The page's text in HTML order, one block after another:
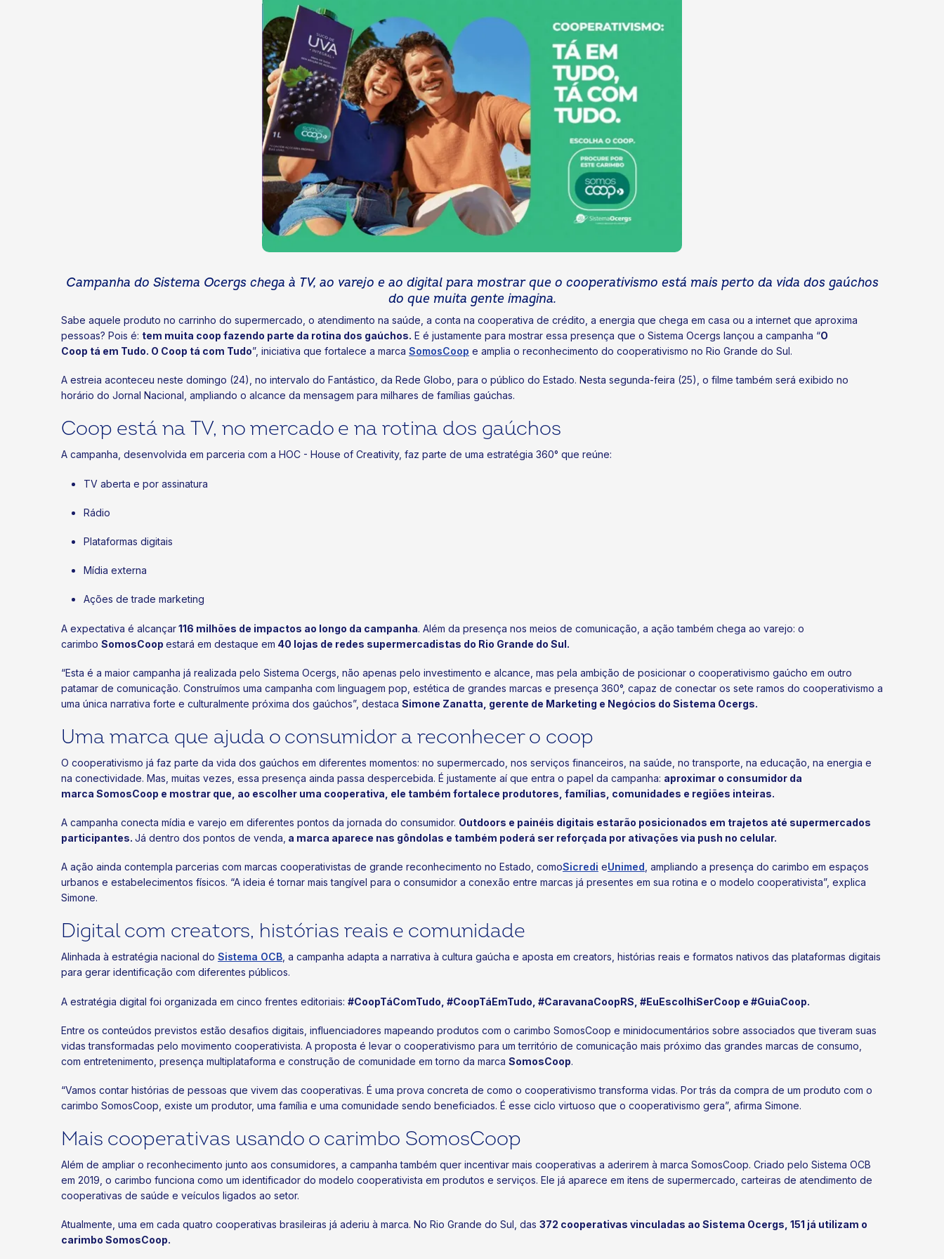
Campanha do Sistema Ocergs chega à TV, ao varejo e ao digital para mostrar que o cooperativismo está mais perto da vida dos gaúchos
do que muita gente imagina.
Sabe aquele produto no carrinho do supermercado, o atendimento na saúde, a conta na cooperativa de crédito, a energia que chega em casa ou a internet que aproxima
pessoas? Pois é: tem muita coop fazendo parte da rotina dos gaúchos. E é justamente para mostrar essa presença que o Sistema Ocergs lançou a campanha “O
Coop tá em Tudo. O Coop tá com Tudo”, iniciativa que fortalece a marca SomosCoop e amplia o reconhecimento do cooperativismo no Rio Grande do Sul.
A estreia aconteceu neste domingo (24), no intervalo do Fantástico, da Rede Globo, para o público do Estado. Nesta segunda-feira (25), o filme também será exibido no
horário do Jornal Nacional, ampliando o alcance da mensagem para milhares de famílias gaúchas.
Coop está na TV, no mercado e na rotina dos gaúchos
A campanha, desenvolvida em parceria com a HOC - House of Creativity, faz parte de uma estratégia 360° que reúne:
TV aberta e por assinatura
Rádio
Plataformas digitais
Mídia externa
Ações de trade marketing
A expectativa é alcançar116 milhões de impactos ao longo da campanha. Além da presença nos meios de comunicação, a ação também chega ao varejo: o
carimbo SomosCoop estará em destaque em 40 lojas de redes supermercadistas do Rio Grande do Sul.
“Esta é a maior campanha já realizada pelo Sistema Ocergs, não apenas pelo investimento e alcance, mas pela ambição de posicionar o cooperativismo gaúcho em outro
patamar de comunicação. Construímos uma campanha com linguagem pop, estética de grandes marcas e presença 360°, capaz de conectar os sete ramos do cooperativismo a
uma única narrativa forte e culturalmente próxima dos gaúchos”, destaca Simone Zanatta, gerente de Marketing e Negócios do Sistema Ocergs.
Uma marca que ajuda o consumidor a reconhecer o coop
O cooperativismo já faz parte da vida dos gaúchos em diferentes momentos: no supermercado, nos serviços financeiros, na saúde, no transporte, na educação, na energia e
na conectividade. Mas, muitas vezes, essa presença ainda passa despercebida. É justamente aí que entra o papel da campanha: aproximar o consumidor da
marca SomosCoop e mostrar que, ao escolher uma cooperativa, ele também fortalece produtores, famílias, comunidades e regiões inteiras.
A campanha conecta mídia e varejo em diferentes pontos da jornada do consumidor. Outdoors e painéis digitais estarão posicionados em trajetos até supermercados
participantes. Já dentro dos pontos de venda, a marca aparece nas gôndolas e também poderá ser reforçada por ativações via push no celular.
A ação ainda contempla parcerias com marcas cooperativistas de grande reconhecimento no Estado, comoSicredi eUnimed , ampliando a presença do carimbo em espaços
urbanos e estabelecimentos físicos. “A ideia é tornar mais tangível para o consumidor a conexão entre marcas já presentes em sua rotina e o modelo cooperativista”, explica
Simone.
Digital com creators, histórias reais e comunidade
Alinhada à estratégia nacional do Sistema OCB, a campanha adapta a narrativa à cultura gaúcha e aposta em creators, histórias reais e formatos nativos das plataformas digitais
para gerar identificação com diferentes públicos.
A estratégia digital foi organizada em cinco frentes editoriais: #CoopTáComTudo, #CoopTáEmTudo, #CaravanaCoopRS, #EuEscolhiSerCoop e #GuiaCoop.
Entre os conteúdos previstos estão desafios digitais, influenciadores mapeando produtos com o carimbo SomosCoop e minidocumentários sobre associados que tiveram suas
vidas transformadas pelo movimento cooperativista. A proposta é levar o cooperativismo para um território de comunicação mais próximo das grandes marcas de consumo,
com entretenimento, presença multiplataforma e construção de comunidade em torno da marca SomosCoop.
“Vamos contar histórias de pessoas que vivem das cooperativas. É uma prova concreta de como o cooperativismo transforma vidas. Por trás da compra de um produto com o
carimbo SomosCoop, existe um produtor, uma família e uma comunidade sendo beneficiados. É esse ciclo virtuoso que o cooperativismo gera”, afirma Simone.
Mais cooperativas usando o carimbo SomosCoop
Além de ampliar o reconhecimento junto aos consumidores, a campanha também quer incentivar mais cooperativas a aderirem à marca SomosCoop. Criado pelo Sistema OCB
em 2019, o carimbo funciona como um identificador do modelo cooperativista em produtos e serviços. Ele já aparece em itens de supermercado, carteiras de atendimento de
cooperativas de saúde e veículos ligados ao setor.
Atualmente, uma em cada quatro cooperativas brasileiras já aderiu à marca. No Rio Grande do Sul, das 372 cooperativas vinculadas ao Sistema Ocergs, 151 já utilizam o
carimbo SomosCoop.